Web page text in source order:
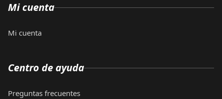
Mi cuenta
Mi cuenta
Centro de ayuda
Preguntas frecuentes